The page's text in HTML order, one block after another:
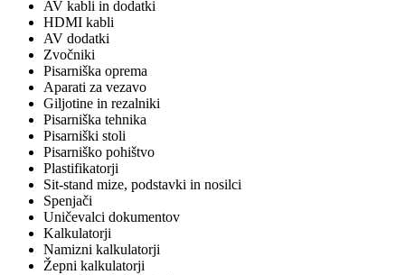
AV kabli in dodatki
HDMI kabli
AV dodatki
Zvočniki
Pisarniška oprema
Aparati za vezavo
Giljotine in rezalniki
Pisarniška tehnika
Pisarniški stoli
Pisarniško pohištvo
Plastifikatorji
Sit-stand mize, podstavki in nosilci
Spenjači
Uničevalci dokumentov
Kalkulatorji
Namizni kalkulatorji
Žepni kalkulatorji